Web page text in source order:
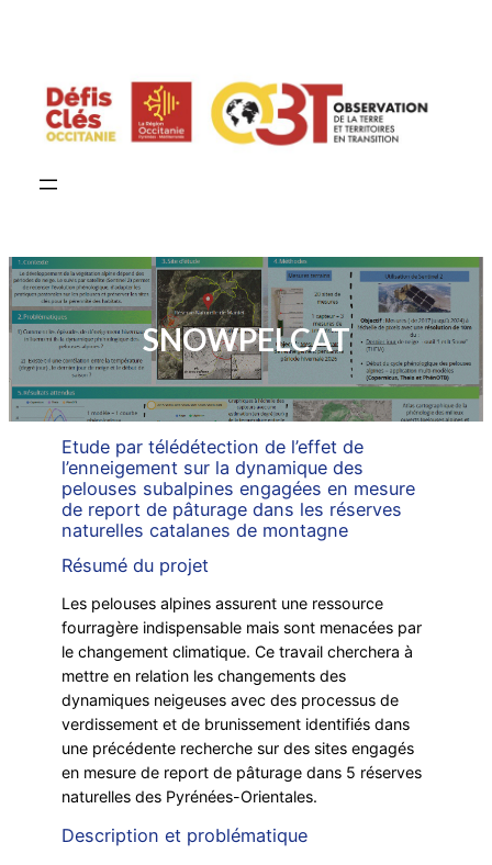
SNOWPELCAT
Etude par télédétection de l’effet de
l’enneigement sur la dynamique des
pelouses subalpines engagées en mesure
de report de pâturage dans les réserves
naturelles catalanes de montagne
Résumé du projet
Les pelouses alpines assurent une ressource
fourragère indispensable mais sont menacées par
le changement climatique. Ce travail cherchera à
mettre en relation les changements des
dynamiques neigeuses avec des processus de
verdissement et de brunissement identifiés dans
une précédente recherche sur des sites engagés
en mesure de report de pâturage dans 5 réserves
naturelles des Pyrénées-Orientales.
Description et problématique